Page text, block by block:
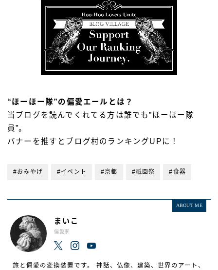
“ほーほー隊”の偏愛エールとは？
当ブログを読んでくれてる方は誰でも”ほーほー隊
員”。
バナーを推すとブログ村のランキングUPに！
#おみやげ #イベント #京都 #祇園祭 #食器
ABOUT ME
まいこ
偏愛家
旅と偏愛の変換装置です。 神話、仏像、建築、世界のアート、